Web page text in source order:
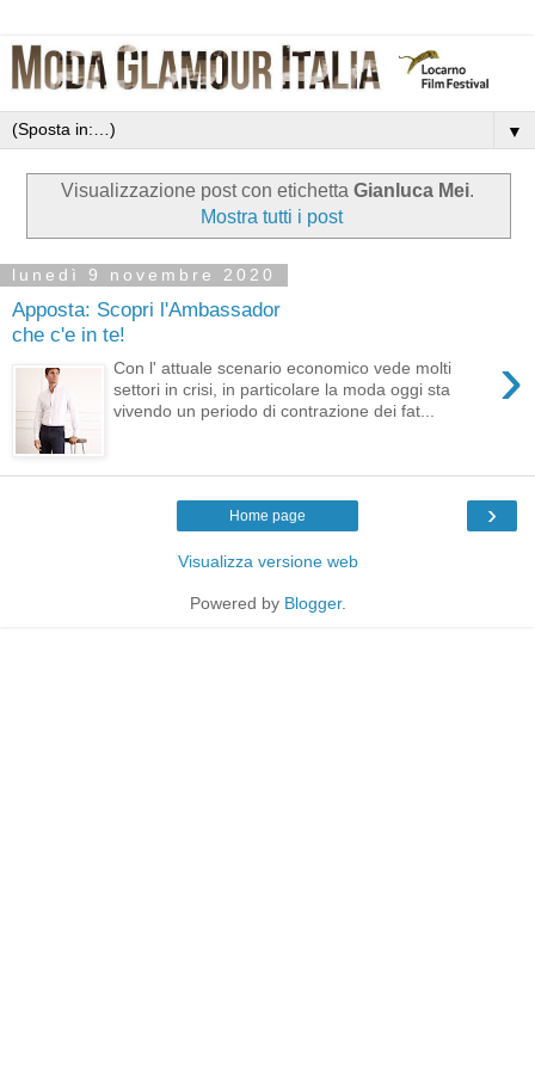
▼
Visualizzazione post con etichetta Gianluca Mei.
Mostra tutti i post
lunedì 9 novembre 2020
Apposta: Scopri l'Ambassador
che c'e in te!
›
Con l' attuale scenario economico vede molti
settori in crisi, in particolare la moda oggi sta
vivendo un periodo di contrazione dei fat...
›
Home page
Visualizza versione web
Powered by Blogger.